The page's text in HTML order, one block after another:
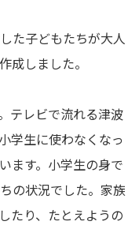
た子どもたちが大人
成しました。
テレビで流れる津波
学生に使わなくなっ
います。 小学生の身で
の状況でした。家族
たり、 たとえようの